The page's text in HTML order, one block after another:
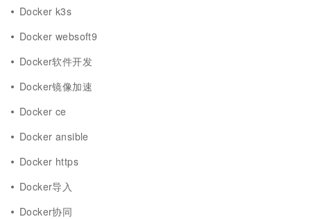
Docker k3s
Docker websoft9
Docker软件开发
Docker镜像加速
Docker ce
Docker ansible
Docker https
Docker导入
Docker协同